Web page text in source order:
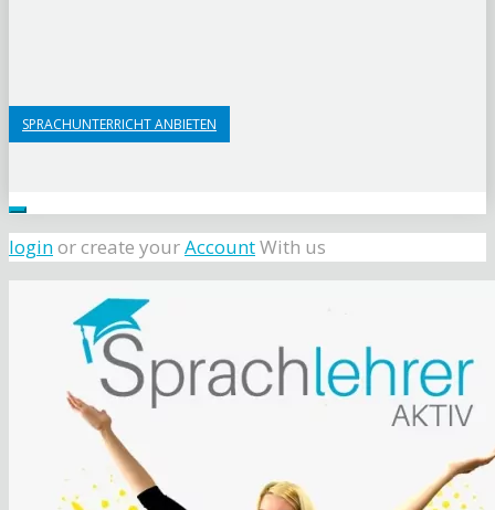
SPRACHUNTERRICHT ANBIETEN
loginor create yourAccountWith us